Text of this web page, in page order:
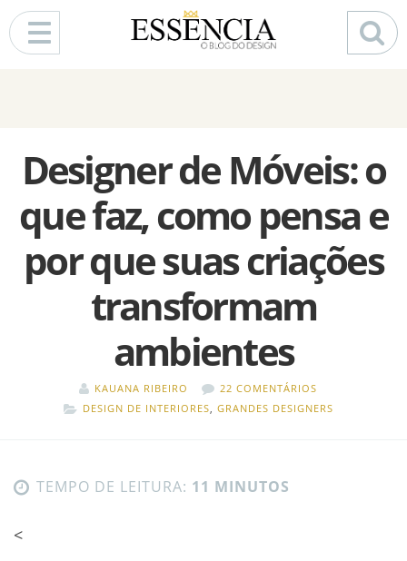
Designer de Móveis: o
que faz, como pensa e
por que suas criações
transformam
ambientes
KAUANA RIBEIRO
22 COMENTÁRIOS
DESIGN DE INTERIORES, GRANDES DESIGNERS
TEMPO DE LEITURA: 11 MINUTOS
<